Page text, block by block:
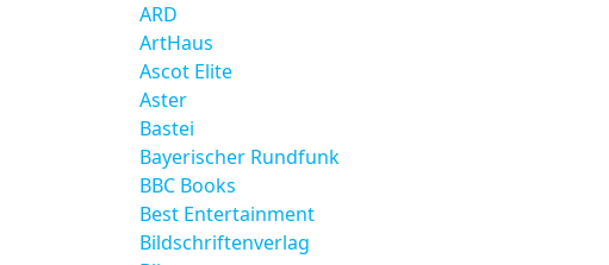
ARD
ArtHaus
Ascot Elite
Aster
Bastei
Bayerischer Rundfunk
BBC Books
Best Entertainment
Bildschriftenverlag